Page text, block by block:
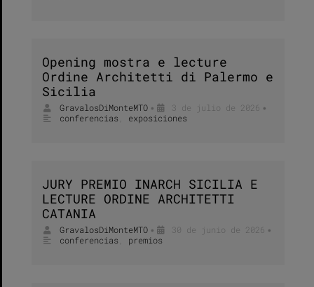
Opening mostra e lecture
Ordine Architetti di Palermo e
Sicilia
GravalosDiMonteMTO • 3 de julio de 2026 •
conferencias exposiciones
JURY PREMIO INARCH SICILIA E
LECTURE ORDINE ARCHITETTI
CATANIA
GravalosDiMonteMTO • 30 de junio de 2026 •
conferencias premios